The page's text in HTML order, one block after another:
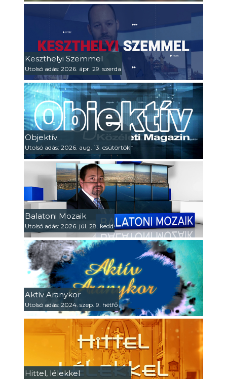
Keszthelyi Szemmel
Utolsó adás: 2026. ápr. 29. szerda
Objektív
Utolsó adás: 2026. aug. 13. csütörtök
Balatoni Mozaik
Utolsó adás: 2026. júl. 28. kedd
Aktív Aranykor
Utolsó adás: 2024. szep. 9. hétfő
Hittel, lélekkel